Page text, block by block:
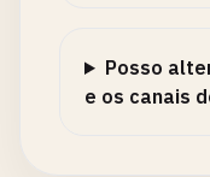
Posso
e os canais